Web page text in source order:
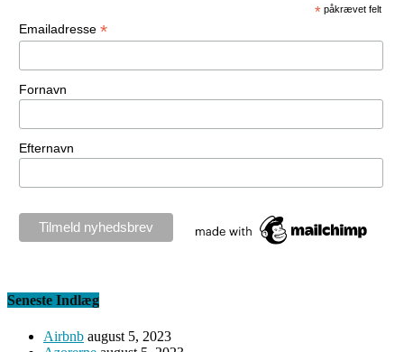
* påkrævet felt
Emailadresse *
Fornavn
Efternavn
Seneste Indlæg
Airbnb august 5, 2023